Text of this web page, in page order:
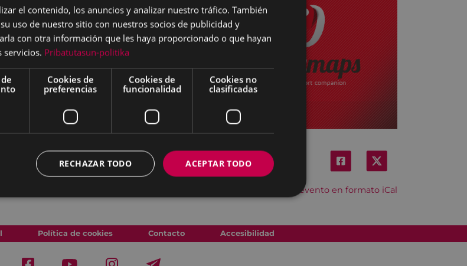
Descargar el evento en formato iCal
Política de cookies Contacto Accesibilidad
BASQUE
el contenido, los anuncios y analizar nuestro tráfico. También
uso de nuestro sitio con nuestros socios de publicidad y
con otra información que les haya proporcionado o que hayan
servicios. Pribatutasun-politika
Cookies de
preferencias
Cookies de
funcionalidad
Cookies no
clasificadas
ACEPTAR TODO
RECHAZAR TODO